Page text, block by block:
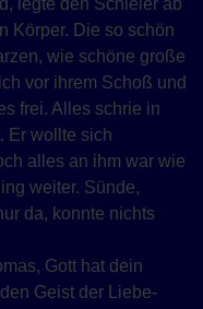
legte den Schleier ab
Körper. Die so schön
wie schöne große
vor ihrem Schoß und
frei. Alles schrie in
Er wollte sich
alles an ihm war wie
weiter. Sünde,
da, konnte nichts
Gott hat dein
Geist der Liebe-